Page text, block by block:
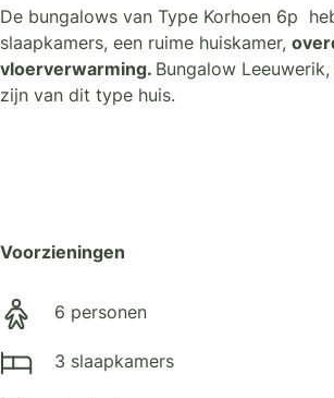
De bungalows van Type Korhoen 6p
slaapkamers, een ruime huiskamer,
vloerverwarming. Bungalow
zijn van dit type huis.
Voorzieningen
6 personen
3 slaapkamers